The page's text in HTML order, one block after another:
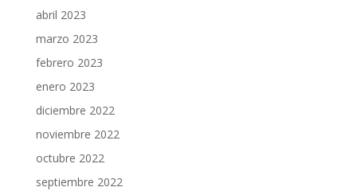
abril 2023
marzo 2023
febrero 2023
enero 2023
diciembre 2022
noviembre 2022
octubre 2022
septiembre 2022